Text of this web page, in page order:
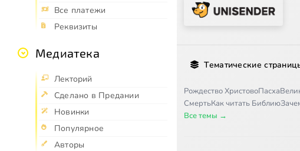
Все платежи
Реквизиты
Медиатека
Лекторий
Сделано в Предании
Новинки
Популярное
Авторы
Тематические
Рождество ХристовоПасха
СмертьКак читать Библию
Все темы →